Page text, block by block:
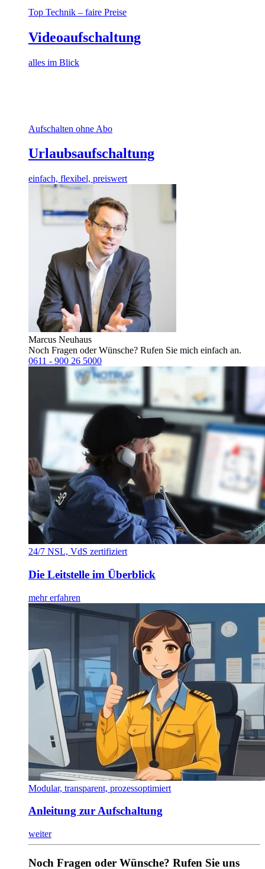
Top Technik – faire Preise
Videoaufschaltung
alles im Blick
Aufschalten ohne Abo
Urlaubsaufschaltung
einfach, flexibel, preiswert
Marcus Neuhaus
Noch Fragen oder Wünsche? Rufen Sie mich einfach an.
0611 - 900 26 5000
24/7 NSL, VdS zertifiziert
Die Leitstelle im Überblick
mehr erfahren
Modular, transparent, prozessoptimiert
Anleitung zur Aufschaltung
weiter
Noch Fragen oder Wünsche? Rufen Sie uns